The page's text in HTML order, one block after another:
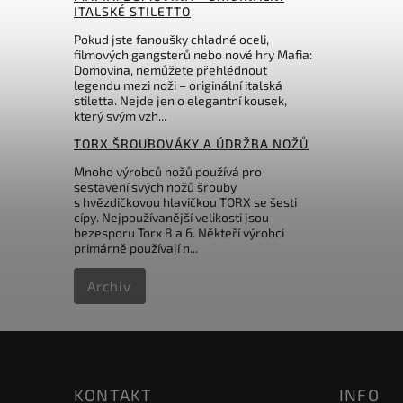
ITALSKÉ STILETTO
Pokud jste fanoušky chladné oceli,
filmových gangsterů nebo nové hry Mafia:
Domovina, nemůžete přehlédnout
legendu mezi noži – originální italská
stiletta. Nejde jen o elegantní kousek,
který svým vzh...
TORX ŠROUBOVÁKY A ÚDRŽBA NOŽŮ
Mnoho výrobců nožů používá pro
sestavení svých nožů šrouby
s hvězdičkovou hlavičkou TORX se šesti
cípy. Nejpoužívanější velikosti jsou
bezesporu Torx 8 a 6. Někteří výrobci
primárně používají n...
Archiv
KONTAKT INFO